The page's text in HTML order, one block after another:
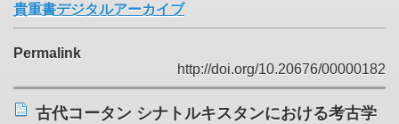
貴重書デジタルアーカイブ
Permalink
http://doi.org/10.20676/00000182
古代コータン シナトルキスタンにおける考古学